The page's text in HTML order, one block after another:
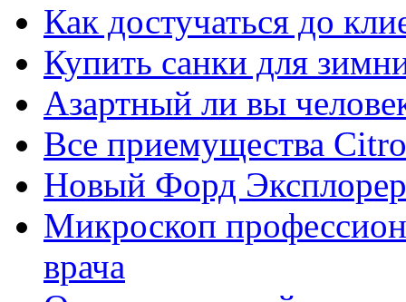
Как достучаться до
Купить санки для
Азартный ли вы
Все приемущества
Новый Форд
Микроскоп
врача